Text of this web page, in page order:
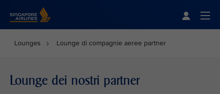
Lounges Lounge di compagnie aeree partner
Lounge dei nostri partner